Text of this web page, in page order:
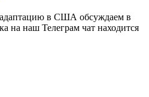
в США обсуждаем в
на наш Телеграм чат находится